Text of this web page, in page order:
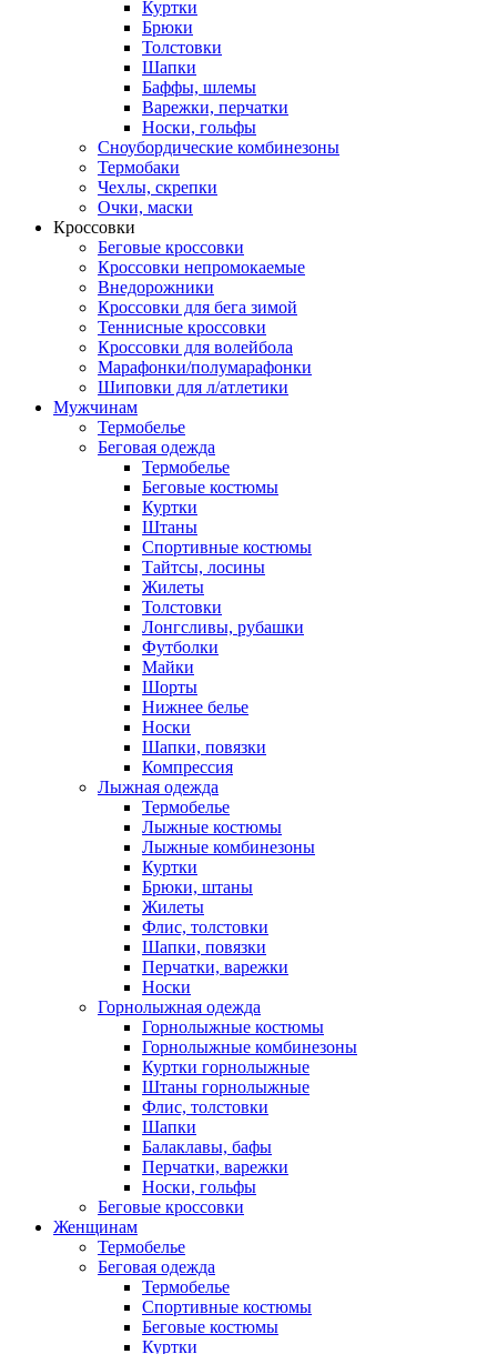
Куртки
Брюки
Толстовки
Шапки
Баффы, шлемы
Варежки, перчатки
Носки, гольфы
Сноубордические комбинезоны
Термобаки
Чехлы, скрепки
Очки, маски
Кроссовки
Беговые кроссовки
Кроссовки непромокаемые
Внедорожники
Кроссовки для бега зимой
Теннисные кроссовки
Кроссовки для волейбола
Марафонки/полумарафонки
Шиповки для л/атлетики
Мужчинам
Термобелье
Беговая одежда
Термобелье
Беговые костюмы
Куртки
Штаны
Спортивные костюмы
Тайтсы, лосины
Жилеты
Толстовки
Лонгсливы, рубашки
Футболки
Майки
Шорты
Нижнее белье
Носки
Шапки, повязки
Компрессия
Лыжная одежда
Термобелье
Лыжные костюмы
Лыжные комбинезоны
Куртки
Брюки, штаны
Жилеты
Флис, толстовки
Шапки, повязки
Перчатки, варежки
Носки
Горнолыжная одежда
Горнолыжные костюмы
Горнолыжные комбинезоны
Куртки горнолыжные
Штаны горнолыжные
Флис, толстовки
Шапки
Балаклавы, бафы
Перчатки, варежки
Носки, гольфы
Беговые кроссовки
Женщинам
Термобелье
Беговая одежда
Термобелье
Спортивные костюмы
Беговые костюмы
Куртки